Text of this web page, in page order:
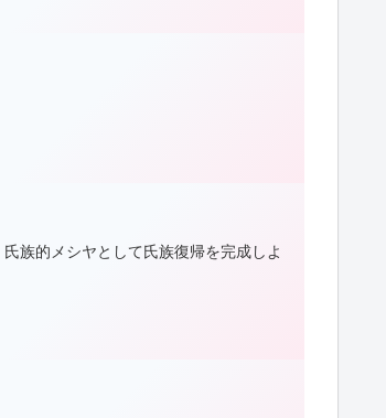
族的メシヤとして氏族復帰を完成しよ